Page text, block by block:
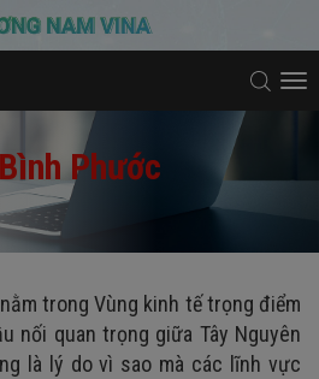
Phước
trong Vùng kinh tế trọng điểm
nối quan trọng giữa Tây Nguyên
là lý do vì sao mà các lĩnh vực